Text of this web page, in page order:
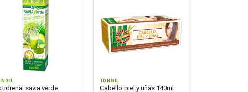
savia verde
TONGIL
Cabello piel y uñas 140ml